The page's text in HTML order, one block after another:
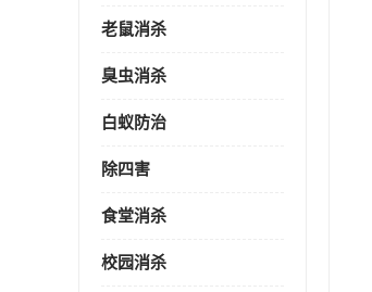
老鼠消杀
臭虫消杀
白蚁防治
除四害
食堂消杀
校园消杀